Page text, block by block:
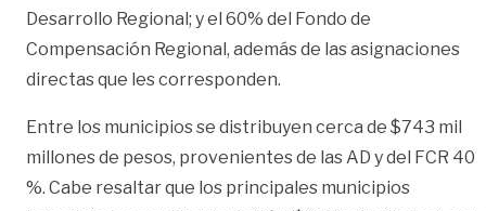
Desarrollo Regional; y el 60% del Fondo de
Compensación Regional, además de las asignaciones
directas que les corresponden.
Entre los municipios se distribuyen cerca de $743 mil
millones de pesos, provenientes de las AD y del FCR 40
%. Cabe resaltar que los principales municipios